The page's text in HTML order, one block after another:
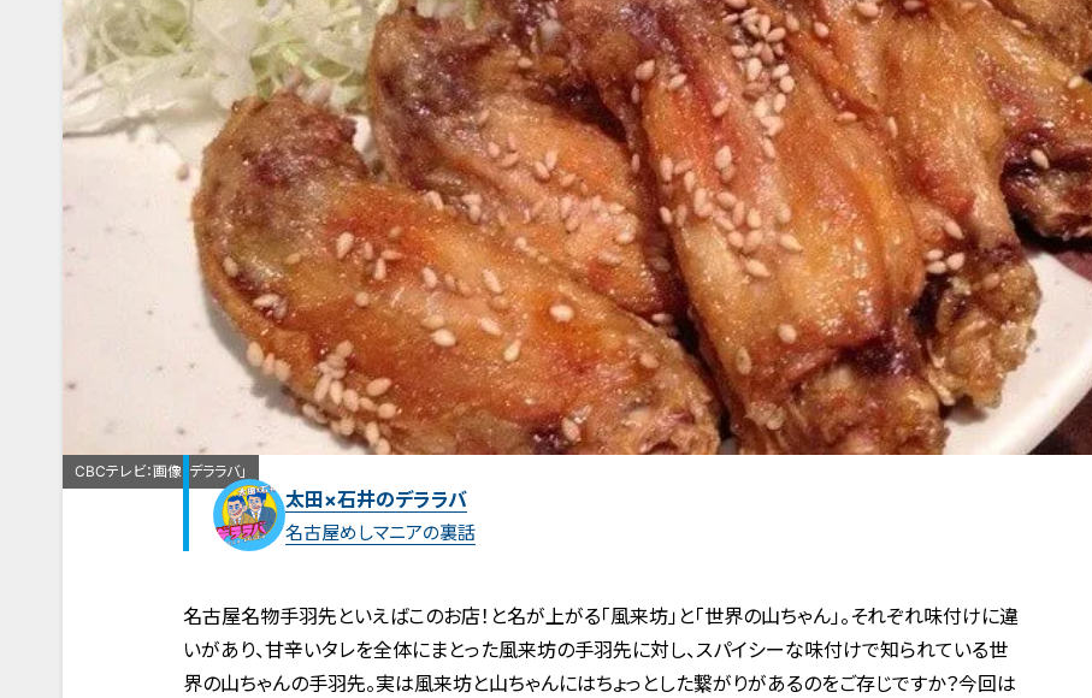
CBCテレビ：画像「デララバ」
太田×石井のデララバ
名古屋めしマニアの裏話
名古屋名物手羽先といえばこのお店！と名が上がる「風来坊」と「世界の山ちゃん」。それぞれ味付けに違
いがあり、甘辛いタレを全体にまとった風来坊の手羽先に対し、スパイシーな味付けで知られている世
界の山ちゃんの手羽先。実は風来坊と山ちゃんにはちょっとした繋がりがあるのをご存じですか？今回は